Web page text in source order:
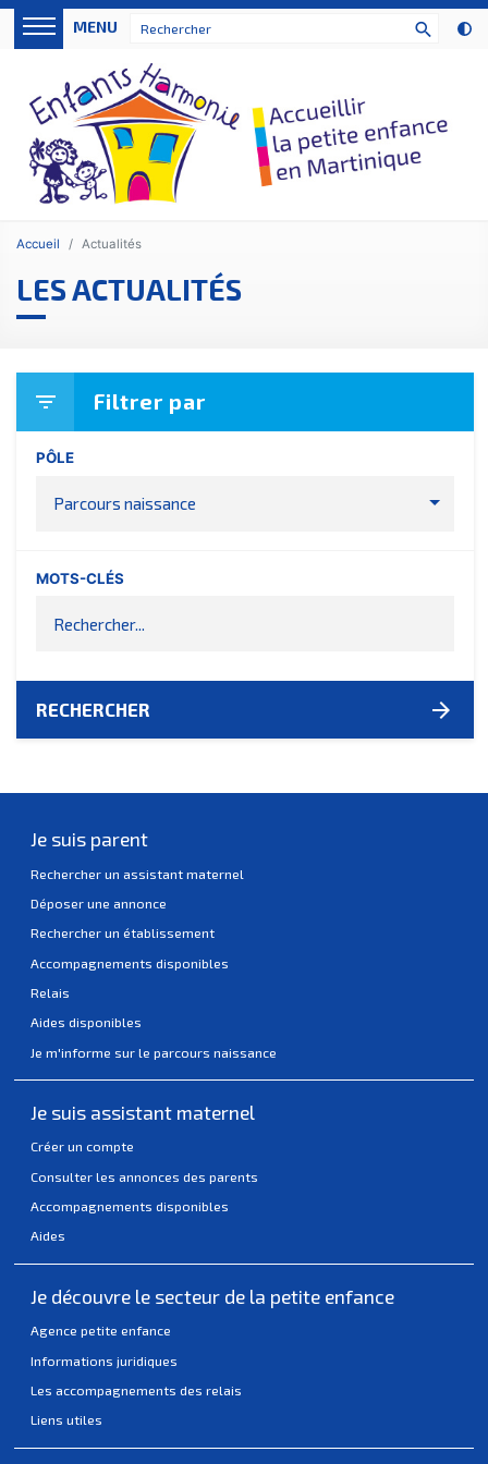
search
MENU
Accueil Actualités
LES ACTUALITÉS
filter_list Filtrer par
PÔLE
Parcours naissance
MOTS-CLÉS
RECHERCHER arrow_forward
Je suis parent
Rechercher un assistant maternel
Déposer une annonce
Rechercher un établissement
Accompagnements disponibles
Relais
Aides disponibles
Je m'informe sur le parcours naissance
Je suis assistant maternel
Créer un compte
Consulter les annonces des parents
Accompagnements disponibles
Aides
Je découvre le secteur de la petite enfance
Agence petite enfance
Informations juridiques
Les accompagnements des relais
Liens utiles
Panneau de gestion des cookies